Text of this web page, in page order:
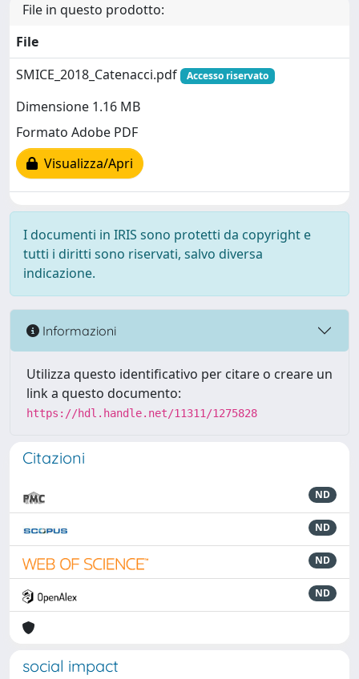
File in questo prodotto:
File
SMICE_2018_Catenacci.pdf
Accesso riservato
Dimensione 1.16 MB
Formato Adobe PDF
Visualizza/Apri
I documenti in IRIS sono protetti da copyright e
tutti i diritti sono riservati, salvo diversa
indicazione.
Informazioni
Utilizza questo identificativo per citare o creare un
link a questo documento:
https://hdl.handle.net/11311/1275828
Citazioni
ND
ND
ND
ND
social impact